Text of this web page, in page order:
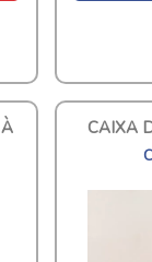
CAIXA